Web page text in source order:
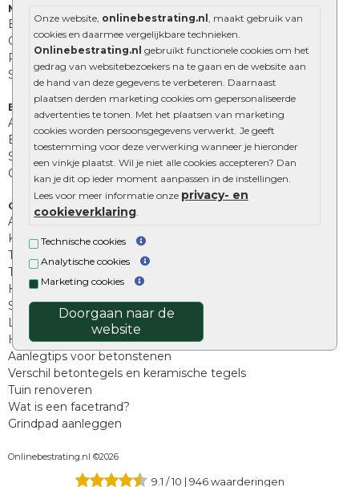
Onze website, onlinebestrating.nl
, maakt gebruik van
cookies en daarmee vergelijkbare technieken.
Onlinebestrating.nl gebruikt functionele cookies om het
gedrag van websitebezoekers na te gaan en de website aan
de hand van deze gegevens te verbeteren. Daarnaast
plaatsen derden marketing cookies om gepersonaliseerde
advertenties te tonen. Met het plaatsen van marketing
cookies worden persoonsgegevens verwerkt. Je geeft
toestemming voor deze verwerking wanneer je hieronder
een vinkje plaatst. Wil je niet alle cookies accepteren? Dan
kan je dit op ieder moment aanpassen in de instellingen.
Lees voor meer informatie onze privacy- en
cookieverklaring
Technische cookies
Analytische cookies
Marketing cookies
Doorgaan naar de
website
Muurelementen
Betonbielzen
Opsluitbanden
Palissades
Stapelblokken
Extra benodigdheden
Afwatering en diversen
Beplantings en betonelementen
Split, grind en zand
Oprit tegels
Overig
Aanbiedingen
Kunstgras
Tuintegels outlet
Terrastegels leggen
Hoe richt ik een landelijke tuin in?
Sierbestrating schoonmaken
Legpatronen betonstenen
Hoe betonstenen onderhouden
Aanlegtips voor betonstenen
Verschil betontegels en keramische tegels
Tuin renoveren
Wat is een facetrand?
Grindpad aanleggen
Onlinebestrating.nl ©2026
9.1 / 10 | 946 waarderingen